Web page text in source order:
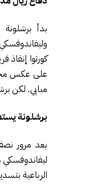
بدأ
كورتوا
على عكس
مبابي. لكن
برشلونة
بعد مرور
الرباعية